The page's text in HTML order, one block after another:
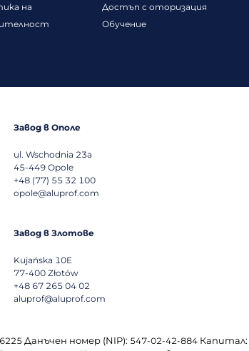
на
Достъп с оторизация
Обучение
Завод в Ополе
ul. Wschodnia 23a
45-449 Opole
+48 (77) 55 32 100
opole@aluprof.com
Завод в Злотове
Kujańska 10E
77-400 Złotów
+48 67 265 04 02
aluprof@aluprof.com
Данъчен номер (NIP): 547-02-42-884 Капитал: